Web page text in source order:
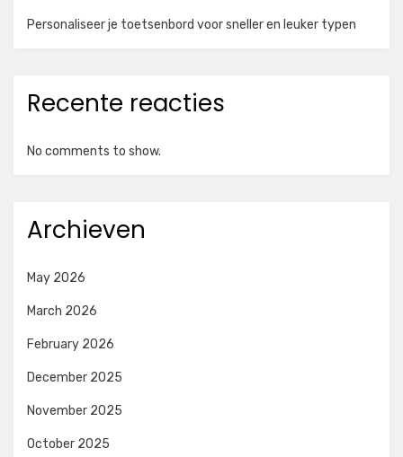
Personaliseer je toetsenbord voor sneller en leuker typen
Recente reacties
No comments to show.
Archieven
May 2026
March 2026
February 2026
December 2025
November 2025
October 2025